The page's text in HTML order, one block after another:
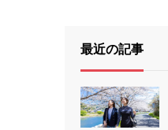
最近の記事